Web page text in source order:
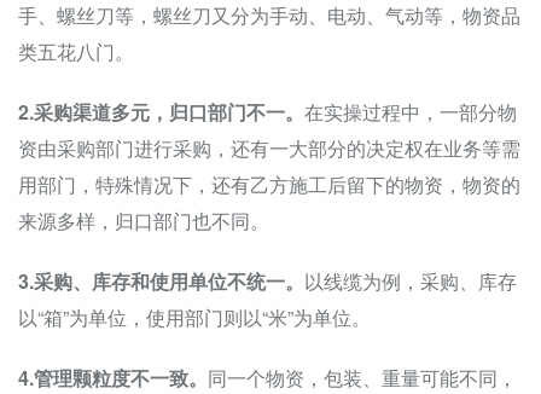
手、螺丝刀等，螺丝刀又分为手动、电动、气动等，物资品
类五花八门。
2.采购渠道多元，归口部门不一。 在实操过程中，一部分物
资由采购部门进行采购，还有一大部分的决定权在业务等需
用部门，特殊情况下，还有乙方施工后留下的物资，物资的
来源多样，归口部门也不同。
3.采购、库存和使用单位不统一。 以线缆为例，采购、库存
以“箱”为单位，使用部门则以“米”为单位。
4.管理颗粒度不一致。 同一个物资，包装、重量可能不同，